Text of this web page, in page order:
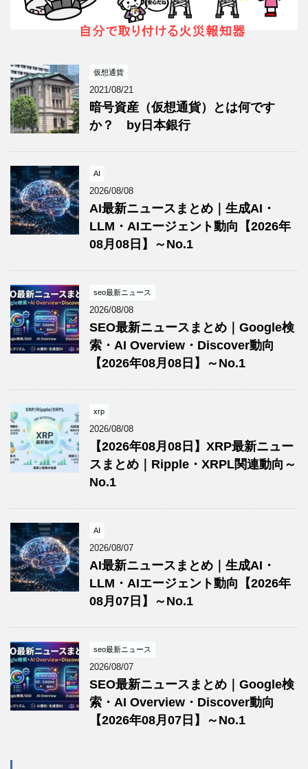
仮想通貨
2021/08/21
暗号資産（仮想通貨）とは何です
か？ by日本銀行
AI
2026/08/08
AI最新ニュースまとめ｜生成AI・
LLM・AIエージェント動向【2026年
08月08日】～No.1
seo最新ニュース
2026/08/08
SEO最新ニュースまとめ｜Google検
索・AI Overview・Discover動向
【2026年08月08日】～No.1
xrp
2026/08/08
【2026年08月08日】XRP最新ニュー
スまとめ｜Ripple・XRPL関連動向～
No.1
AI
2026/08/07
AI最新ニュースまとめ｜生成AI・
LLM・AIエージェント動向【2026年
08月07日】～No.1
seo最新ニュース
2026/08/07
SEO最新ニュースまとめ｜Google検
索・AI Overview・Discover動向
【2026年08月07日】～No.1